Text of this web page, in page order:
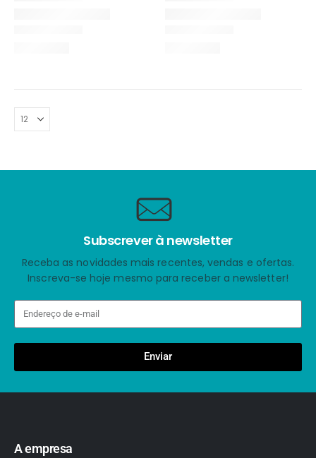
Subscrever à newsletter
Receba as novidades mais recentes, vendas e ofertas.
Inscreva-se hoje mesmo para receber a newsletter!
Enviar
A empresa